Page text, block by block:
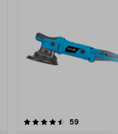
59arvostelut
4.5 viidestä